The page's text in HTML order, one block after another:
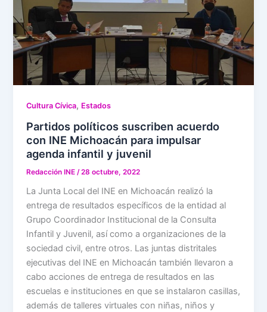
Cultura Cívica, Estados
Partidos políticos suscriben acuerdo
con INE Michoacán para impulsar
agenda infantil y juvenil
Redacción INE /28 octubre, 2022
La Junta Local del INE en Michoacán realizó la
entrega de resultados específicos de la entidad al
Grupo Coordinador Institucional de la Consulta
Infantil y Juvenil, así como a organizaciones de la
sociedad civil, entre otros. Las juntas distritales
ejecutivas del INE en Michoacán también llevaron a
cabo acciones de entrega de resultados en las
escuelas e instituciones en que se instalaron casillas,
además de talleres virtuales con niñas, niños y